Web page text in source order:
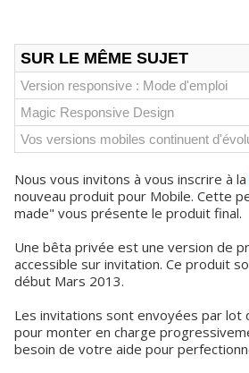
SUR LE MÊME SUJET
Version responsive : Mode d'emploi
Magic Responsive Design
Vos versions mobiles continuent
Nous vous invitons à vous inscrire à la
nouveau produit pour Mobile. Cette
made" vous présente le produit final.
Une bêta privée est une version de
accessible sur invitation. Ce produit
début Mars 2013.
Les invitations sont envoyées par lot
pour monter en charge
besoin de votre aide pour